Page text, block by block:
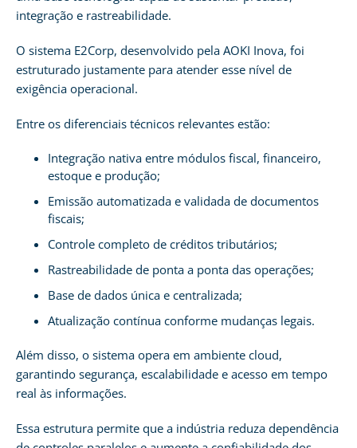
integração e rastreabilidade.
O sistema E2Corp, desenvolvido pela AOKI Inova, foi
estruturado justamente para atender esse nível de
exigência operacional.
Entre os diferenciais técnicos relevantes estão:
Integração nativa entre módulos fiscal, financeiro,
estoque e produção;
Emissão automatizada e validada de documentos
fiscais;
Controle completo de créditos tributários;
Rastreabilidade de ponta a ponta das operações;
Base de dados única e centralizada;
Atualização contínua conforme mudanças legais.
Além disso, o sistema opera em ambiente cloud,
garantindo segurança, escalabilidade e acesso em tempo
real às informações.
Essa estrutura permite que a indústria reduza dependência